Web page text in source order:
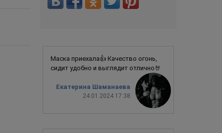
Екатерина Шаманаева
24.01.2024 17:38
Маска приехала👍 Качество огонь,
сидит удобно и выглядит отлично🤘